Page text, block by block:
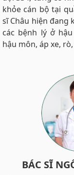
khỏe cán bộ tại
sĩ Châu hiện đang
các bệnh lý ở
hậu môn, áp xe,
BÁC SĨ